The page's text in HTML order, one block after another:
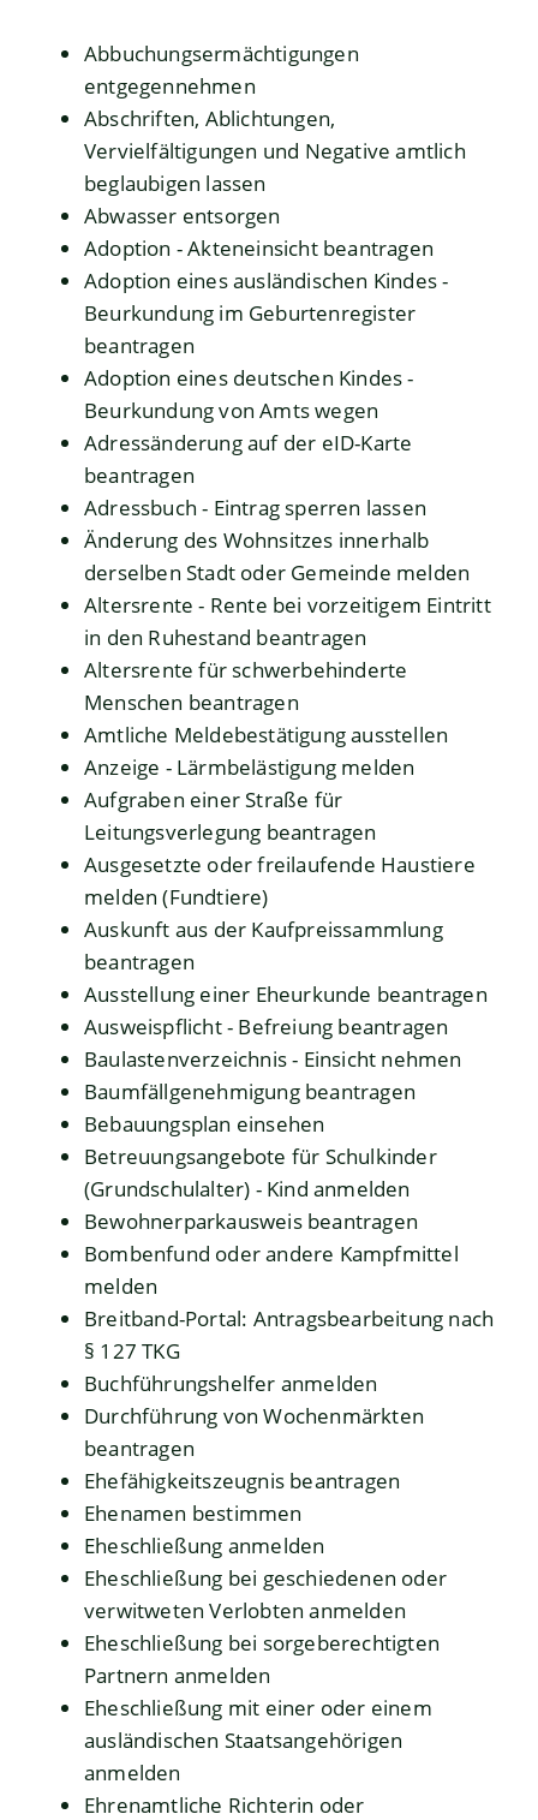
Abbuchungsermächtigungen
entgegennehmen
Abschriften, Ablichtungen,
Vervielfältigungen und Negative amtlich
beglaubigen lassen
Abwasser entsorgen
Adoption - Akteneinsicht beantragen
Adoption eines ausländischen Kindes -
Beurkundung im Geburtenregister
beantragen
Adoption eines deutschen Kindes -
Beurkundung von Amts wegen
Adressänderung auf der eID-Karte
beantragen
Adressbuch - Eintrag sperren lassen
Änderung des Wohnsitzes innerhalb
derselben Stadt oder Gemeinde melden
Altersrente - Rente bei vorzeitigem Eintritt
in den Ruhestand beantragen
Altersrente für schwerbehinderte
Menschen beantragen
Amtliche Meldebestätigung ausstellen
Anzeige - Lärmbelästigung melden
Aufgraben einer Straße für
Leitungsverlegung beantragen
Ausgesetzte oder freilaufende Haustiere
melden (Fundtiere)
Auskunft aus der Kaufpreissammlung
beantragen
Ausstellung einer Eheurkunde beantragen
Ausweispflicht - Befreiung beantragen
Baulastenverzeichnis - Einsicht nehmen
Baumfällgenehmigung beantragen
Bebauungsplan einsehen
Betreuungsangebote für Schulkinder
(Grundschulalter) - Kind anmelden
Bewohnerparkausweis beantragen
Bombenfund oder andere Kampfmittel
melden
Breitband-Portal: Antragsbearbeitung nach
§ 127 TKG
Buchführungshelfer anmelden
Durchführung von Wochenmärkten
beantragen
Ehefähigkeitszeugnis beantragen
Ehenamen bestimmen
Eheschließung anmelden
Eheschließung bei geschiedenen oder
verwitweten Verlobten anmelden
Eheschließung bei sorgeberechtigten
Partnern anmelden
Eheschließung mit einer oder einem
ausländischen Staatsangehörigen
anmelden
Ehrenamtliche Richterin oder